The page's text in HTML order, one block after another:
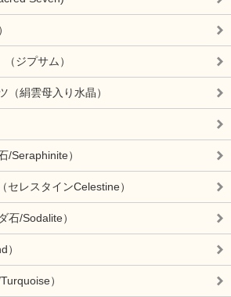
ジプサム）
（絹雲母入り水晶）
/Seraphinite）
セレスタインCelestine）
石/Sodalite）
）
）